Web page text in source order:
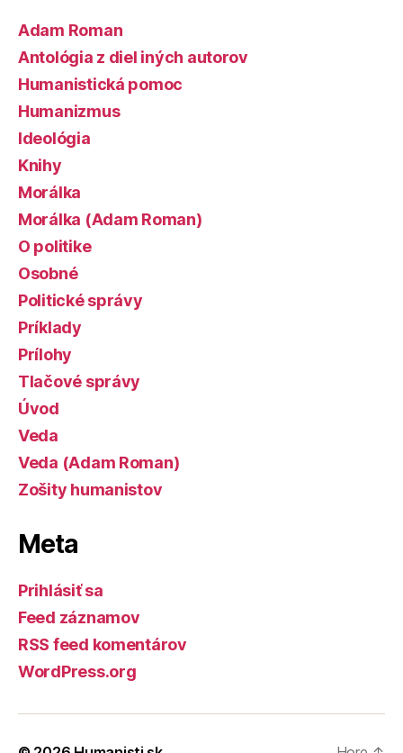
Adam Roman
Antológia z diel iných autorov
Humanistická pomoc
Humanizmus
Ideológia
Knihy
Morálka
Morálka (Adam Roman)
O politike
Osobné
Politické správy
Príklady
Prílohy
Tlačové správy
Úvod
Veda
Veda (Adam Roman)
Zošity humanistov
Meta
Prihlásiť sa
Feed záznamov
RSS feed komentárov
WordPress.org